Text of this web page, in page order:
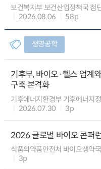
보건복지부 보건산업정책국 첨
2026.08.06
58p
생명공학
기후부, 바이오·헬스 업계
구축 본격화
기후에너지환경부 기후에너지
2026.07.30
3p
2026 글로벌 바이오 콘퍼
식품의약품안전처 바이오생약
3p